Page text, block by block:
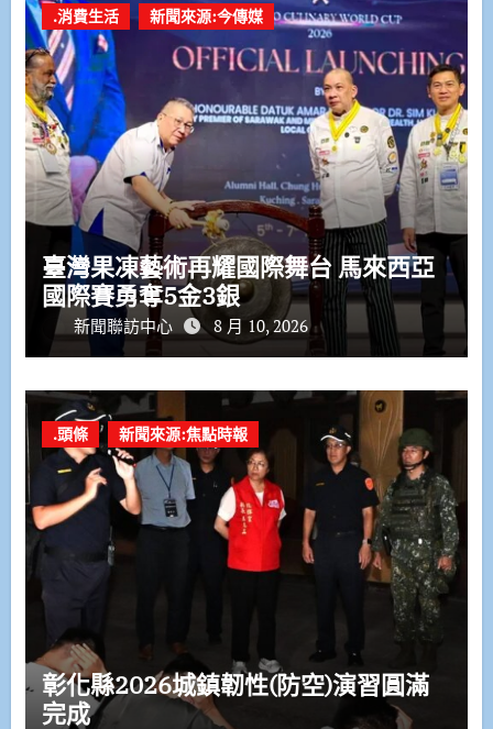
.消費生活 新聞來源:今傳媒
臺灣果凍藝術再耀國際舞台 馬來西亞
國際賽勇奪5金3銀
新聞聯訪中心 8 月 10, 2026
.頭條 新聞來源:焦點時報
彰化縣2026城鎮韌性(防空)演習圓滿
完成